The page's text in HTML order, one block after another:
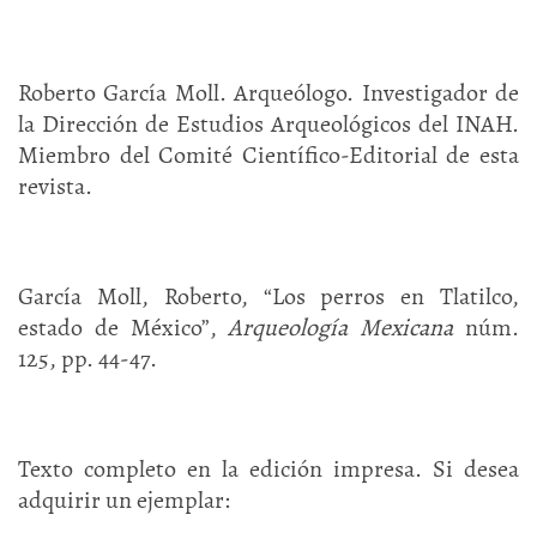
Roberto García Moll. Arqueólogo. Investigador de
la Dirección de Estudios Arqueológicos del INAH.
Miembro del Comité Científico-Editorial de esta
revista.
García Moll, Roberto, “Los perros en Tlatilco,
estado de México”,Arqueología Mexicananúm.
125, pp. 44-47.
Texto completo en la edición impresa. Si desea
adquirir un ejemplar: